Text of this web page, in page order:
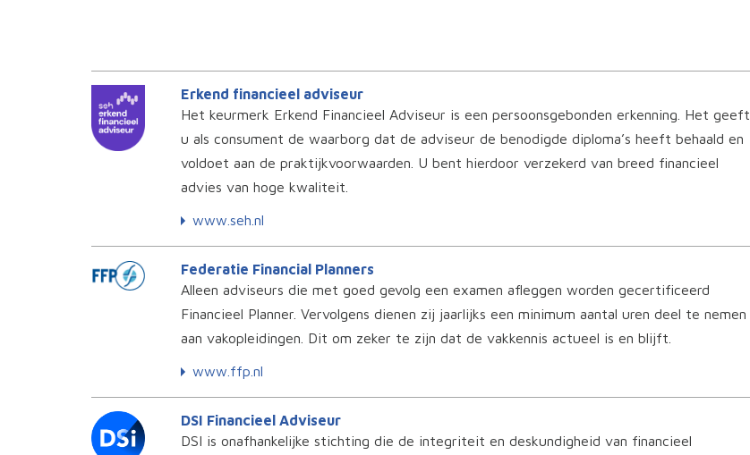
Erkend financieel adviseur
Het keurmerk Erkend Financieel Adviseur is een persoonsgebonden erkenning. Het geeft
u als consument de waarborg dat de adviseur de benodigde diploma’s heeft behaald en
voldoet aan de praktijkvoorwaarden. U bent hierdoor verzekerd van breed financieel
advies van hoge kwaliteit.
www.seh.nl
Federatie Financial Planners
Alleen adviseurs die met goed gevolg een examen afleggen worden gecertificeerd
Financieel Planner. Vervolgens dienen zij jaarlijks een minimum aantal uren deel te nemen
aan vakopleidingen. Dit om zeker te zijn dat de vakkennis actueel is en blijft.
www.ffp.nl
DSI Financieel Adviseur
DSI is onafhankelijke stichting die de integriteit en deskundigheid van financieel